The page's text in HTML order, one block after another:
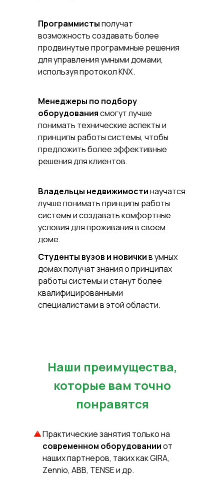
Программистыполучат
возможность создавать более
продвинутые программные решения
для управления умными домами,
используя протокол KNX.
Менеджеры по подбору
оборудованиясмогут лучше
понимать технические аспекты и
принципы работы системы, чтобы
предложить более эффективные
решения для клиентов.
Владельцы недвижимостинаучатся
лучше понимать принципы работы
системы и создавать комфортные
условия для проживания в своем
доме.
Студенты вузов и новичкив умных
домах получат знания о принципах
работы системы и станут более
квалифицированными
специалистами в этой области.
Наши преимущества,
которые вам точно
понравятся
Практические занятия только на
современном оборудованииот
наших партнеров, таких как GIRA,
Zennio, ABB, TENSE и др.